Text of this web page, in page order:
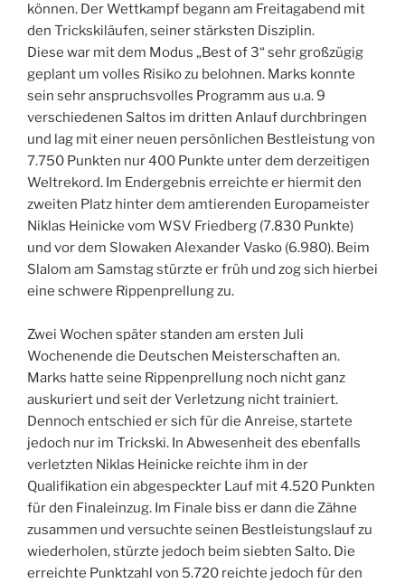
können. Der Wettkampf begann am Freitagabend mit
den Trickskiläufen, seiner stärksten Disziplin.
Diese war mit dem Modus „Best of 3“ sehr großzügig
geplant um volles Risiko zu belohnen. Marks konnte
sein sehr anspruchsvolles Programm aus u.a. 9
verschiedenen Saltos im dritten Anlauf durchbringen
und lag mit einer neuen persönlichen Bestleistung von
7.750 Punkten nur 400 Punkte unter dem derzeitigen
Weltrekord. Im Endergebnis erreichte er hiermit den
zweiten Platz hinter dem amtierenden Europameister
Niklas Heinicke vom WSV Friedberg (7.830 Punkte)
und vor dem Slowaken Alexander Vasko (6.980). Beim
Slalom am Samstag stürzte er früh und zog sich hierbei
eine schwere Rippenprellung zu.
Zwei Wochen später standen am ersten Juli
Wochenende die Deutschen Meisterschaften an.
Marks hatte seine Rippenprellung noch nicht ganz
auskuriert und seit der Verletzung nicht trainiert.
Dennoch entschied er sich für die Anreise, startete
jedoch nur im Trickski. In Abwesenheit des ebenfalls
verletzten Niklas Heinicke reichte ihm in der
Qualifikation ein abgespeckter Lauf mit 4.520 Punkten
für den Finaleinzug. Im Finale biss er dann die Zähne
zusammen und versuchte seinen Bestleistungslauf zu
wiederholen, stürzte jedoch beim siebten Salto. Die
erreichte Punktzahl von 5.720 reichte jedoch für den